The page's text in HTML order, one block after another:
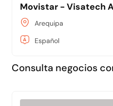
Movistar - Visatech
Arequipa
Español
Consulta negocios